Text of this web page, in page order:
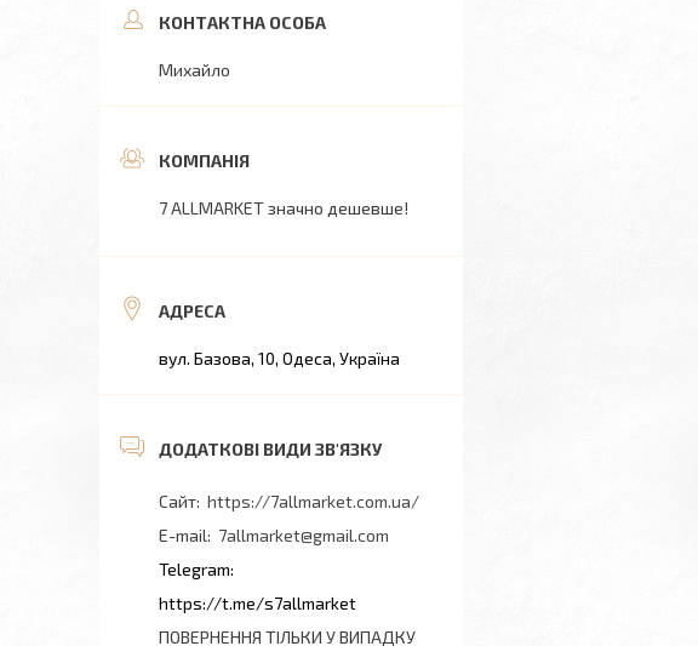
Михайло
7 ALLMARKET значно дешевше!
вул. Базова, 10, Одеса, Україна
https://7allmarket.com.ua/
7allmarket@gmail.com
https://t.me/s7allmarket
ПОВЕРНЕННЯ ТІЛЬКИ У ВИПАДКУ